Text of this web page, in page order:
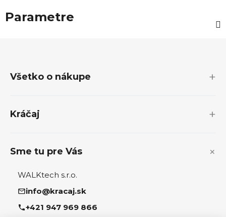
Parametre
Všetko o nákupe
Kráčaj
Sme tu pre Vás
WALKtech s.r.o.
info@kracaj.sk
+421 947 969 866